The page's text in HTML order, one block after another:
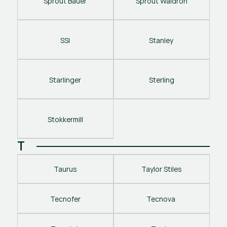
SSI Stanley
Starlinger Sterling
Stokkermill
T
Taurus Taylor Stiles
Tecnofer Tecnova